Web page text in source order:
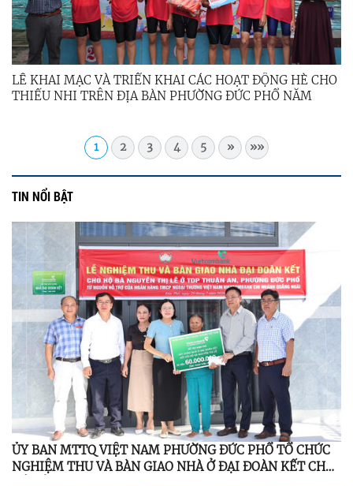
LỄ KHAI MẠC VÀ TRIỂN KHAI CÁC HOẠT ĐỘNG HÈ CHO
THIẾU NHI TRÊN ĐỊA BÀN PHƯỜNG ĐỨC PHỔ NĂM
1 2 3 4 5 » »»
TIN NỔI BẬT
ỦY BAN MTTQ VIỆT NAM PHƯỜNG ĐỨC PHỔ TỔ CHỨC
NGHIỆM THU VÀ BÀN GIAO NHÀ Ở ĐẠI ĐOÀN KẾT CHO